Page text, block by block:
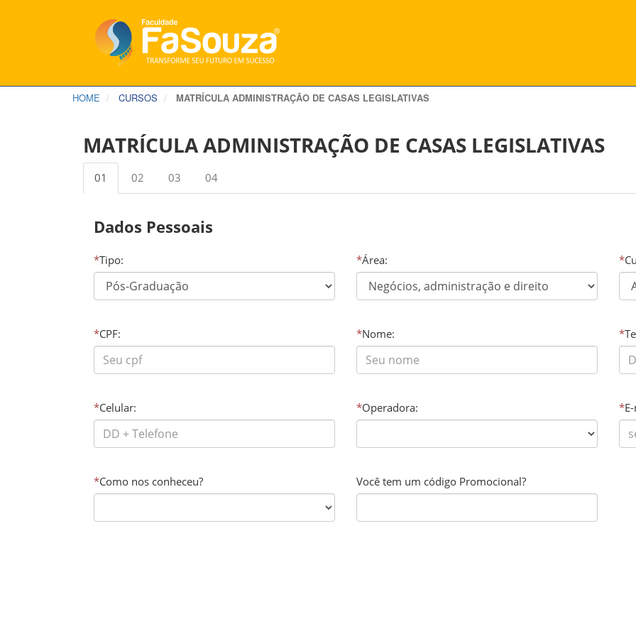
HOME CURSOS MATRÍCULA ADMINISTRAÇÃO DE CASAS LEGISLATIVAS
MATRÍCULA ADMINISTRAÇÃO DE CASAS LEGISLATIVAS
01 02 03 04
Dados Pessoais
*Tipo: *Área: *
*CPF: *Nome: *
*Celular: *Operadora: *
*Como nos conheceu? Você tem um código Promocional?